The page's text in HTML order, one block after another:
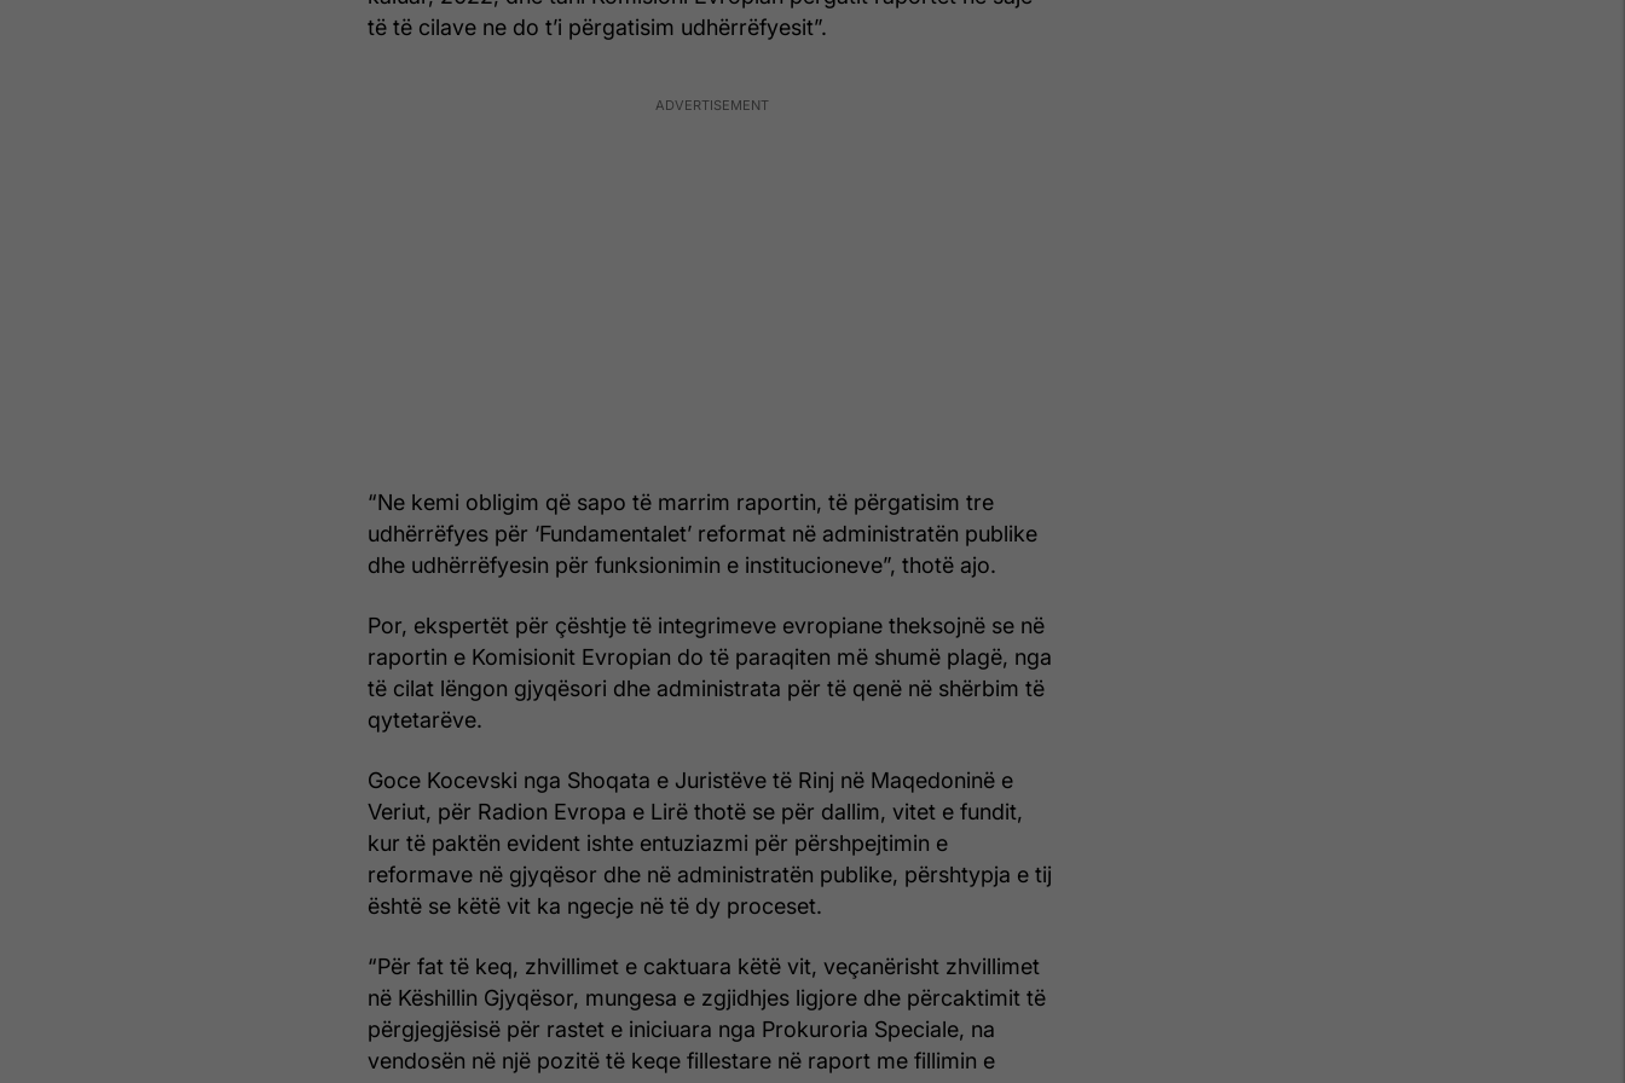
të të cilave ne do t’i përgatisim udhërrëfyesit”.
“Ne kemi obligim që sapo të marrim raportin, të përgatisim tre
udhërrëfyes për ‘Fundamentalet’ reformat në administratën publike
dhe udhërrëfyesin për funksionimin e institucioneve”, thotë ajo.
Por, ekspertët për çështje të integrimeve evropiane theksojnë se në
raportin e Komisionit Evropian do të paraqiten më shumë plagë, nga
të cilat lëngon gjyqësori dhe administrata për të qenë në shërbim të
qytetarëve.
Goce Kocevski nga Shoqata e Juristëve të Rinj në Maqedoninë e
Veriut, për Radion Evropa e Lirë thotë se për dallim, vitet e fundit,
kur të paktën evident ishte entuziazmi për përshpejtimin e
reformave në gjyqësor dhe në administratën publike, përshtypja e tij
është se këtë vit ka ngecje në të dy proceset.
“Për fat të keq, zhvillimet e caktuara këtë vit, veçanërisht zhvillimet
në Këshillin Gjyqësor, mungesa e zgjidhjes ligjore dhe përcaktimit të
përgjegjësisë për rastet e iniciuara nga Prokuroria Speciale, na
vendosën në një pozitë të keqe fillestare në raport me fillimin e